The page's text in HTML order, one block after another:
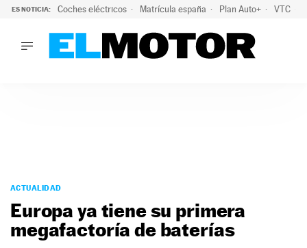
ES NOTICIA: Coches eléctricos Matrícula españa Plan Auto+ VTC
PODCAST
MOTOS
TECNOLOGÍA
SUPERCOCHES
ACTUALIDAD
Europa ya tiene su primera
megafactoría de baterías